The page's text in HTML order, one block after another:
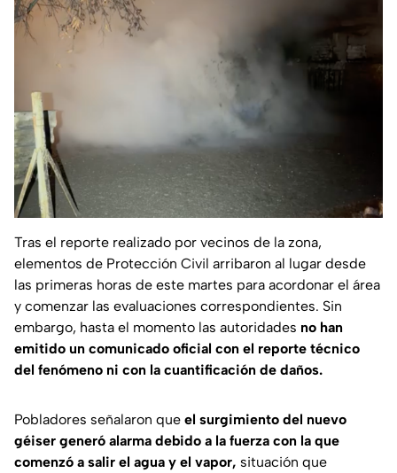
Tras el reporte realizado por vecinos de la zona,
elementos de Protección Civil arribaron al lugar desde
las primeras horas de este martes para acordonar el área
y comenzar las evaluaciones correspondientes. Sin
embargo, hasta el momento las autoridades no han
emitido un comunicado oficial con el reporte técnico
del fenómeno ni con la cuantificación de daños.
Pobladores señalaron que el surgimiento del nuevo
géiser generó alarma debido a la fuerza con la que
comenzó a salir el agua y el vapor, situación que